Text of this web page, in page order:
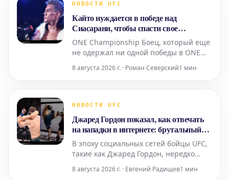
НОВОСТИ UFC
Кайто нуждается в победе над
Сиасарани, чтобы спасти свое
выступление в ONE Championship
ONE Championship Боец, который еще
не одержал ни одной победы в ONE
Championship, получает реванш,
который может определить всю его
действующим чемпионом ONE в
8 августа 2026 г. · Роман Северский1 мин
НОВОСТИ UFC
Джаред Гордон показал, как отвечать
на нападки в интернете: брутальный
спарринг с троллем
В эпоху социальных сетей бойцы UFC,
такие как Джаред Гордон, нередко
сталкиваются с критикой и
насмешками со стороны онлайн-
8 августа 2026 г. · Евгений Радищев1 мин